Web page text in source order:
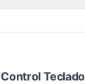
Control